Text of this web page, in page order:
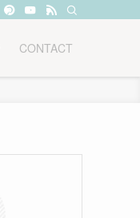
CONTACT